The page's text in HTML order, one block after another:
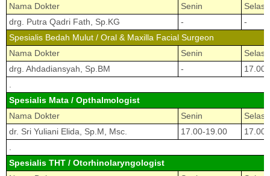
Nama Dokter
Senin
Selasa
drg. Putra Qadri Fath, Sp.KG
-
-
Spesialis Bedah Mulut / Oral & Maxilla Facial Surgeon
Nama Dokter
Senin
Selasa
drg. Ahdadiansyah, Sp.BM
-
Spesialis Mata / Opthalmologist
Nama Dokter
Senin
Selasa
dr. Sri Yuliani Elida, Sp.M, Msc.
17.00-19.00
Spesialis THT / Otorhinolaryngologist